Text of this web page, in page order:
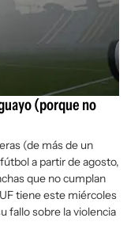
(porque no
(de más de un
a partir de agosto,
que no cumplan
tiene este miércoles
fallo sobre la violencia